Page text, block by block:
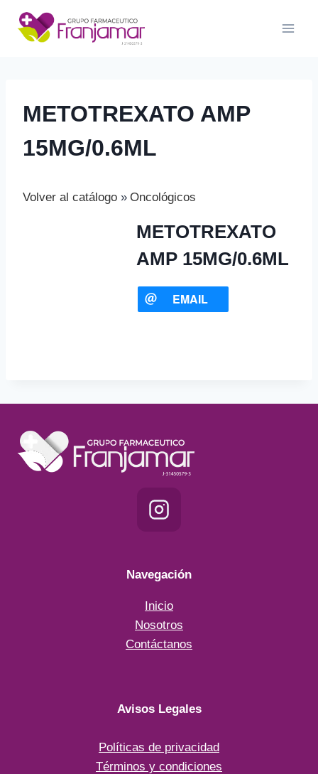
Saltar
contenido
METOTREXATO AMP
15MG/0.6ML
Volver al catálogo Oncológicos
METOTREXATO
AMP 15MG/0.6ML
EMAIL
Navegación
Inicio
Nosotros
Contáctanos
Avisos Legales
Políticas de privacidad
Términos y condiciones